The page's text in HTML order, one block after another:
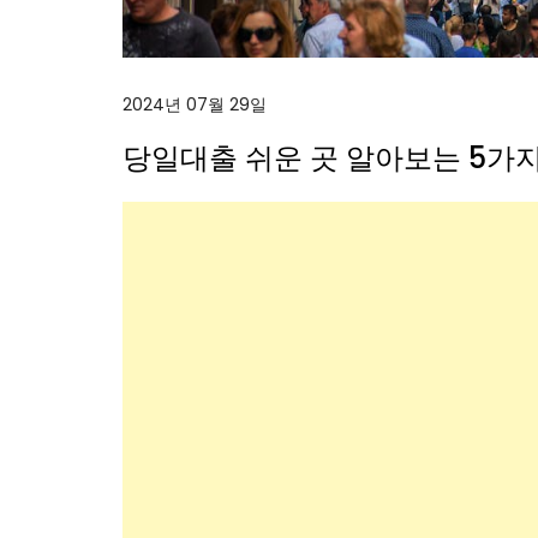
2024년 07월 29일
당일대출 쉬운 곳 알아보는 5가